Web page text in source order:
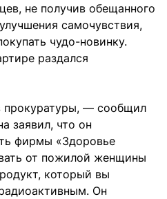
не получив обещанного
самочувствия,
чудо-новинку.
раздался
прокуратуры, — сообщил
заявил, что он
фирмы «Здоровье
от пожилой женщины
который вы
Он